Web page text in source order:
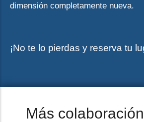
dimensión completamente nueva.
¡No te lo pierdas y reserva tu
Más